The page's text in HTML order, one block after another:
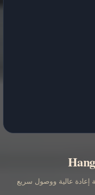
إعادة عالية ووصول سريع